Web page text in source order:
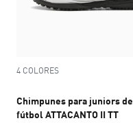
4 COLORES
Chimpunes para juniors de
fútbol ATTACANTO II TT